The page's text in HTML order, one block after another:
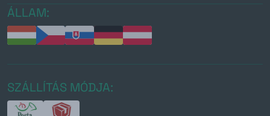
ÁLLAM:
SZÁLLÍTÁS MÓDJA: